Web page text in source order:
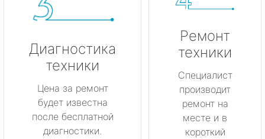
Диагностика
техники
Цена за ремонт
будет известна
после бесплатной
диагностики.
Ремонт
техники
Специалист
производит
ремонт на
месте и в
короткий